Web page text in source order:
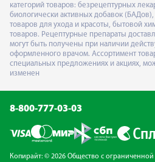
категорий товаров: безрецептурных
биологически активных добавок
товаров для ухода и красоты, бытовой
товаров. Рецептурные препараты
могут быть получены при наличии
оформленного врачом. Ассортимент
специальных предложениях и акциях,
изменен
8-800-777-03-03
Копирайт: © 2026 Общество с ограниченной